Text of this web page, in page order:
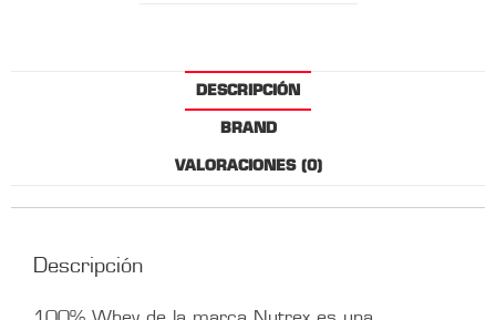
DESCRIPCIÓN
BRAND
VALORACIONES (0)
Descripción